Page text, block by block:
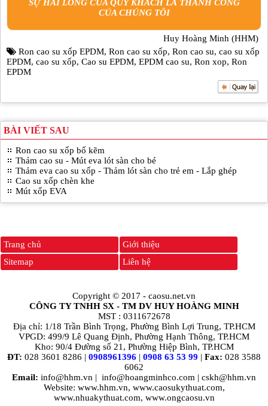
SỰ HÀI LÒNG CỦA QUÝ KHÁCH LÀ THÀNH CÔNG
CỦA CHÚNG TÔI
Huy Hoàng Minh (HHM)
Ron cao su xốp EPDM, Ron cao su xốp, Ron cao su, cao su xốp
EPDM, cao su xốp, Cao su EPDM, EPDM cao su, Ron xop, Ron
EPDM
BÀI VIẾT SAU
Ron cao su xốp bố kẽm
Thảm cao su - Mút eva lót sàn cho bé
Thảm eva cao su xốp - Thảm lót sàn cho trẻ em - Lắp ghép
Cao su xốp chèn khe
Mút xốp EVA
Trang chủ
Giới thiệu
Sitemap
Liên hệ
Copyright © 2017 - caosu.net.vn
CÔNG TY TNHH SX - TM DV HUY HOÀNG MINH
MST : 0311672678
Địa chỉ: 1/18 Trần Bình Trọng, Phường Bình Lợi Trung, TP.HCM
VPGD: 499/9 Lê Quang Định, Phường Hạnh Thông, TP.HCM
Kho: 90/4 Đường số 21, Phường Hiệp Bình, TP.HCM
ĐT: 028 3601 8286 | 0908961396 | 0908 63 53 99 | Fax: 028 3588
6062
Email: info@hhm.vn | info@hoangminhco.com | cskh@hhm.vn
Website: www.hhm.vn, www.caosukythuat.com,
www.nhuakythuat.com, www.ongcaosu.vn